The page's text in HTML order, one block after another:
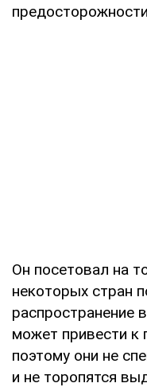
Он посетовал на
некоторых стран
распространение
может привести к
поэтому они не
и не торопятся